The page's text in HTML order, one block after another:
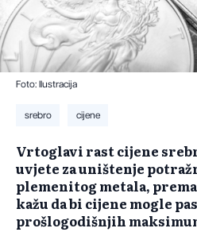
Foto: Ilustracija
srebro cijene
Vrtoglavi rast cijene
uvjete za uništenje
plemenitog metala,
kažu da bi cijene mogle
prošlogodišnjih